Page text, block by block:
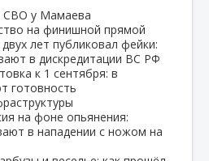
СВО у Мамаева
на финишной прямой
лет публиковал фейки:
в дискредитации ВС РФ
к 1 сентября: в
готовность
на фоне опьянения:
в нападении с ножом на